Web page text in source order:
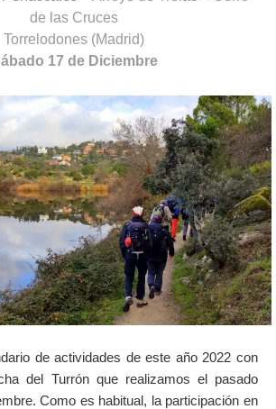
de las Cruces
Torrelodones (Madrid)
17 de Diciembre
de actividades de este año 2022 con
del Turrón que realizamos el pasado
Como es habitual, la participación en